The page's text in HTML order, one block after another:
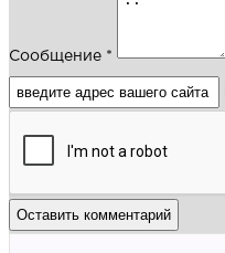
Сообщение *